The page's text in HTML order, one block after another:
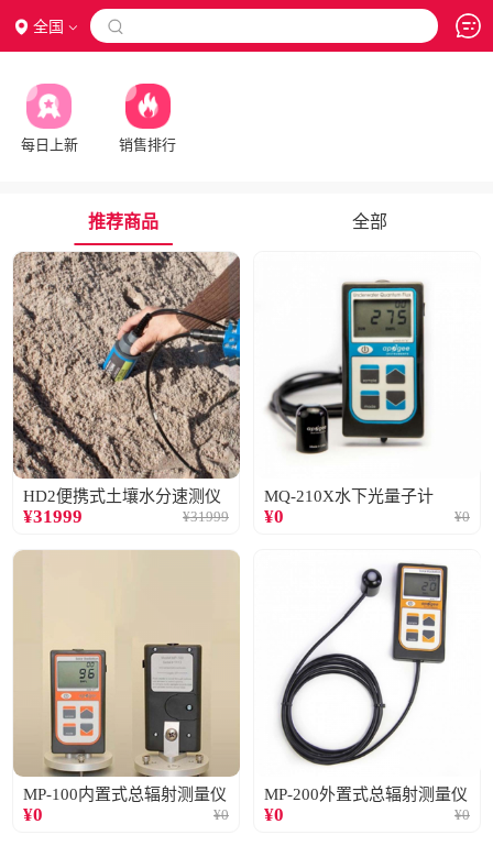
全国 
每日上新 销售排行
推荐商品 全部
HD2便携式土壤水分速测仪
¥31999 ¥31999
MQ-210X水下光量子计
¥0 ¥0
MP-100内置式总辐射测量仪
¥0 ¥0
MP-200外置式总辐射测量仪
¥0 ¥0